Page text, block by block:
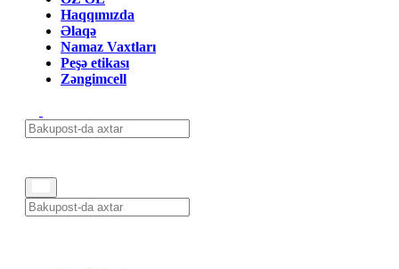
Haqqımızda
Əlaqə
Namaz Vaxtları
Peşə etikası
Zəngimcell